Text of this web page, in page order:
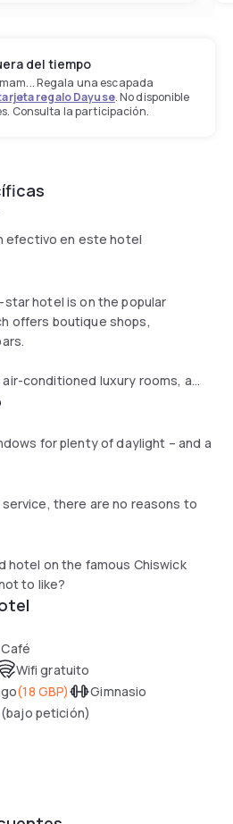
del tiempo
Regala una escapada
regalo Dayuse. No disponible
Consulta la participación.
efectivo en este hotel
hotel is on the popular
offers boutique shops,
conditioned luxury rooms, a
meeting facilities and a gym.
choice of magazines. Bathrooms
or walk-in shower, toiletries
of dining options in the Grill
free Wi-Fi in rooms and in
service and a fitness room with
The Thames path is 0.8 km away
walking. Twickenham Stadium,
is 11-minutes drive away.
for plenty of daylight – and a
there are no reasons to
hotel on the famous Chiswick
to like?
Wifi gratuito
(18 GBP)
Gimnasio
petición)